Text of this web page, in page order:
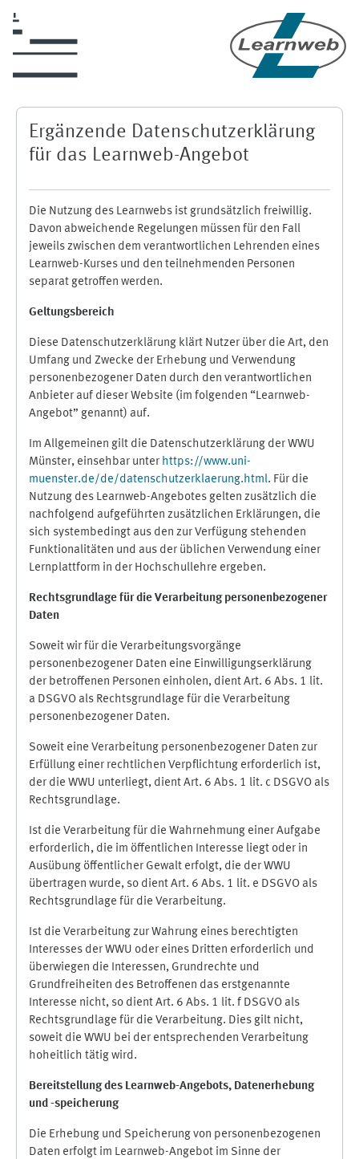
Ergänzende Datenschutzerklärung
für das Learnweb-Angebot
Die Nutzung des Learnwebs ist grundsätzlich freiwillig.
Davon abweichende Regelungen müssen für den Fall
jeweils zwischen dem verantwortlichen Lehrenden eines
Learnweb-Kurses und den teilnehmenden Personen
separat getroffen werden.
Geltungsbereich
Diese Datenschutzerklärung klärt Nutzer über die Art, den
Umfang und Zwecke der Erhebung und Verwendung
personenbezogener Daten durch den verantwortlichen
Anbieter auf dieser Website (im folgenden “Learnweb-
Angebot” genannt) auf.
Im Allgemeinen gilt die Datenschutzerklärung der WWU
Münster, einsehbar unter https://www.uni-
muenster.de/de/datenschutzerklaerung.html. Für die
Nutzung des Learnweb-Angebotes gelten zusätzlich die
nachfolgend aufgeführten zusätzlichen Erklärungen, die
sich systembedingt aus den zur Verfügung stehenden
Funktionalitäten und aus der üblichen Verwendung einer
Lernplattform in der Hochschullehre ergeben.
Rechtsgrundlage für die Verarbeitung personenbezogener
Daten
Soweit wir für die Verarbeitungsvorgänge
personenbezogener Daten eine Einwilligungserklärung
der betroffenen Personen einholen, dient Art. 6 Abs. 1 lit.
a DSGVO als Rechtsgrundlage für die Verarbeitung
personenbezogener Daten.
Soweit eine Verarbeitung personenbezogener Daten zur
Erfüllung einer rechtlichen Verpflichtung erforderlich ist,
der die WWU unterliegt, dient Art. 6 Abs. 1 lit. c DSGVO als
Rechtsgrundlage.
Ist die Verarbeitung für die Wahrnehmung einer Aufgabe
erforderlich, die im öffentlichen Interesse liegt oder in
Ausübung öffentlicher Gewalt erfolgt, die der WWU
übertragen wurde, so dient Art. 6 Abs. 1 lit. e DSGVO als
Rechtsgrundlage für die Verarbeitung.
Ist die Verarbeitung zur Wahrung eines berechtigten
Interesses der WWU oder eines Dritten erforderlich und
überwiegen die Interessen, Grundrechte und
Grundfreiheiten des Betroffenen das erstgenannte
Interesse nicht, so dient Art. 6 Abs. 1 lit. f DSGVO als
Rechtsgrundlage für die Verarbeitung. Dies gilt nicht,
soweit die WWU bei der entsprechenden Verarbeitung
hoheitlich tätig wird.
Bereitstellung des Learnweb-Angebots, Datenerhebung
und -speicherung
Die Erhebung und Speicherung von personenbezogenen
Daten erfolgt im Learnweb-Angebot im Sinne der